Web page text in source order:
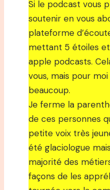
Si le podcast vous
soutenir en vous
plateforme
mettant 5 étoiles
apple podcasts.
vous, mais pour
beaucoup.
Je ferme la
de ces personnes
petite voix très
été glaciologue
majorité des
façons de les